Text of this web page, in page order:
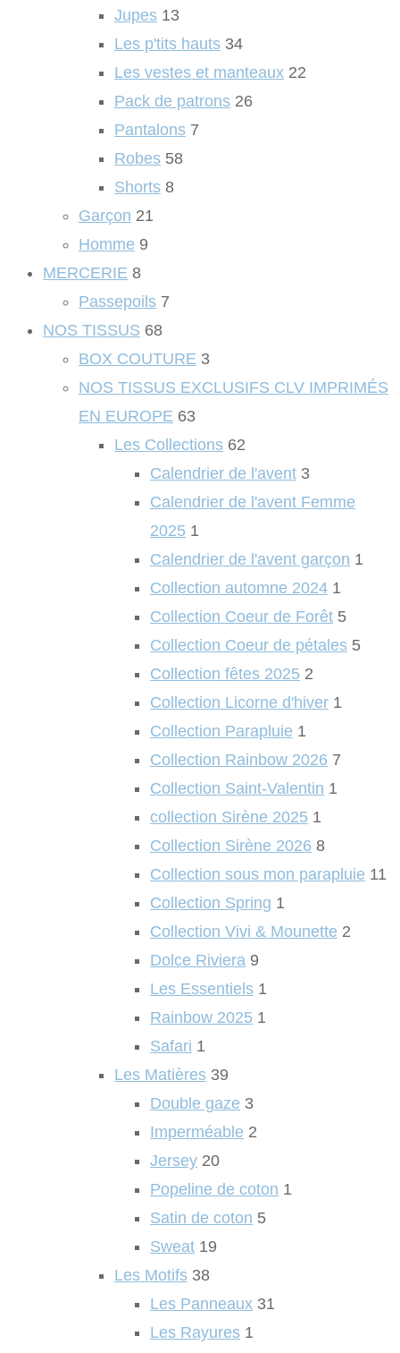
Jupes 13
Les p'tits hauts 34
Les vestes et manteaux 22
Pack de patrons 26
Pantalons 7
Robes 58
Shorts 8
Garçon 21
Homme 9
MERCERIE 8
Passepoils 7
NOS TISSUS 68
BOX COUTURE 3
NOS TISSUS EXCLUSIFS CLV IMPRIMÉS
EN EUROPE 63
Les Collections 62
Calendrier de l'avent 3
Calendrier de l'avent Femme
2025 1
Calendrier de l'avent garçon 1
Collection automne 2024 1
Collection Coeur de Forêt 5
Collection Coeur de pétales 5
Collection fêtes 2025 2
Collection Licorne d'hiver 1
Collection Parapluie 1
Collection Rainbow 2026 7
Collection Saint-Valentin 1
collection Sirène 2025 1
Collection Sirène 2026 8
Collection sous mon parapluie 11
Collection Spring 1
Collection Vivi & Mounette 2
Dolce Riviera 9
Les Essentiels 1
Rainbow 2025 1
Safari 1
Les Matières 39
Double gaze 3
Imperméable 2
Jersey 20
Popeline de coton 1
Satin de coton 5
Sweat 19
Les Motifs 38
Les Panneaux 31
Les Rayures 1